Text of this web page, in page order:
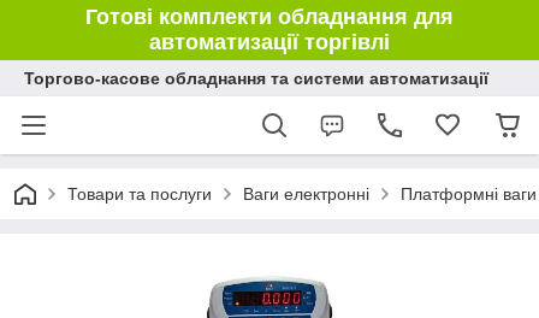
Готові комплекти обладнання для
автоматизації торгівлі
Торгово-касове обладнання та системи автоматизації
Товари та послуги Ваги електронні Платформні ваги